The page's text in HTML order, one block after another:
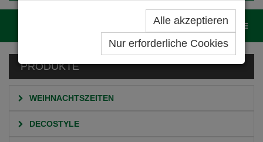
Alle akzeptieren
Nur erforderliche Cookies
PRODUKTE
WEIHNACHTSZEITEN
DECOSTYLE